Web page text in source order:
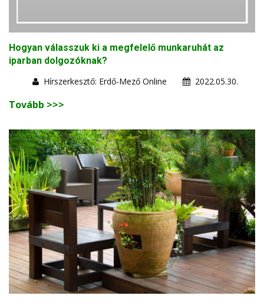
Hogyan válasszuk ki a megfelelő munkaruhát az
iparban dolgozóknak?
Hírszerkesztő: Erdő-Mező Online
2022.05.30.
Tovább >>>